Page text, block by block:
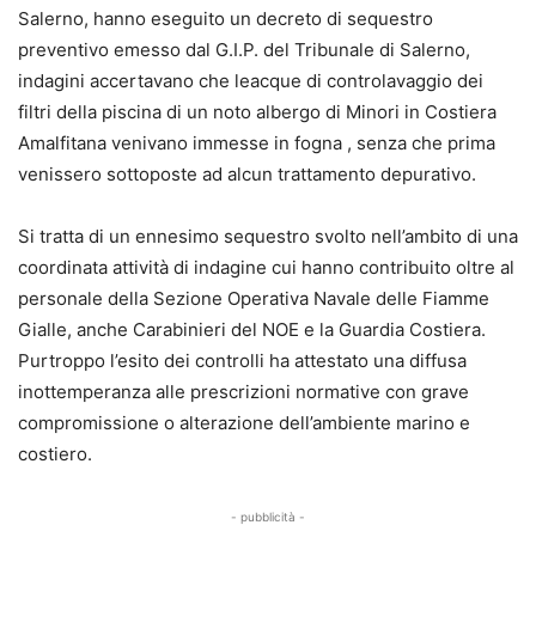
Salerno, hanno eseguito un decreto di sequestro
preventivo emesso dal G.I.P. del Tribunale di Salerno,
indagini accertavano che leacque di controlavaggio dei
filtri della piscina di un noto albergo di Minori in Costiera
Amalfitana venivano immesse in fogna , senza che prima
venissero sottoposte ad alcun trattamento depurativo.
Si tratta di un ennesimo sequestro svolto nell’ambito di una
coordinata attività di indagine cui hanno contribuito oltre al
personale della Sezione Operativa Navale delle Fiamme
Gialle, anche Carabinieri del NOE e la Guardia Costiera.
Purtroppo l’esito dei controlli ha attestato una diffusa
inottemperanza alle prescrizioni normative con grave
compromissione o alterazione dell’ambiente marino e
costiero.
- pubblicità -